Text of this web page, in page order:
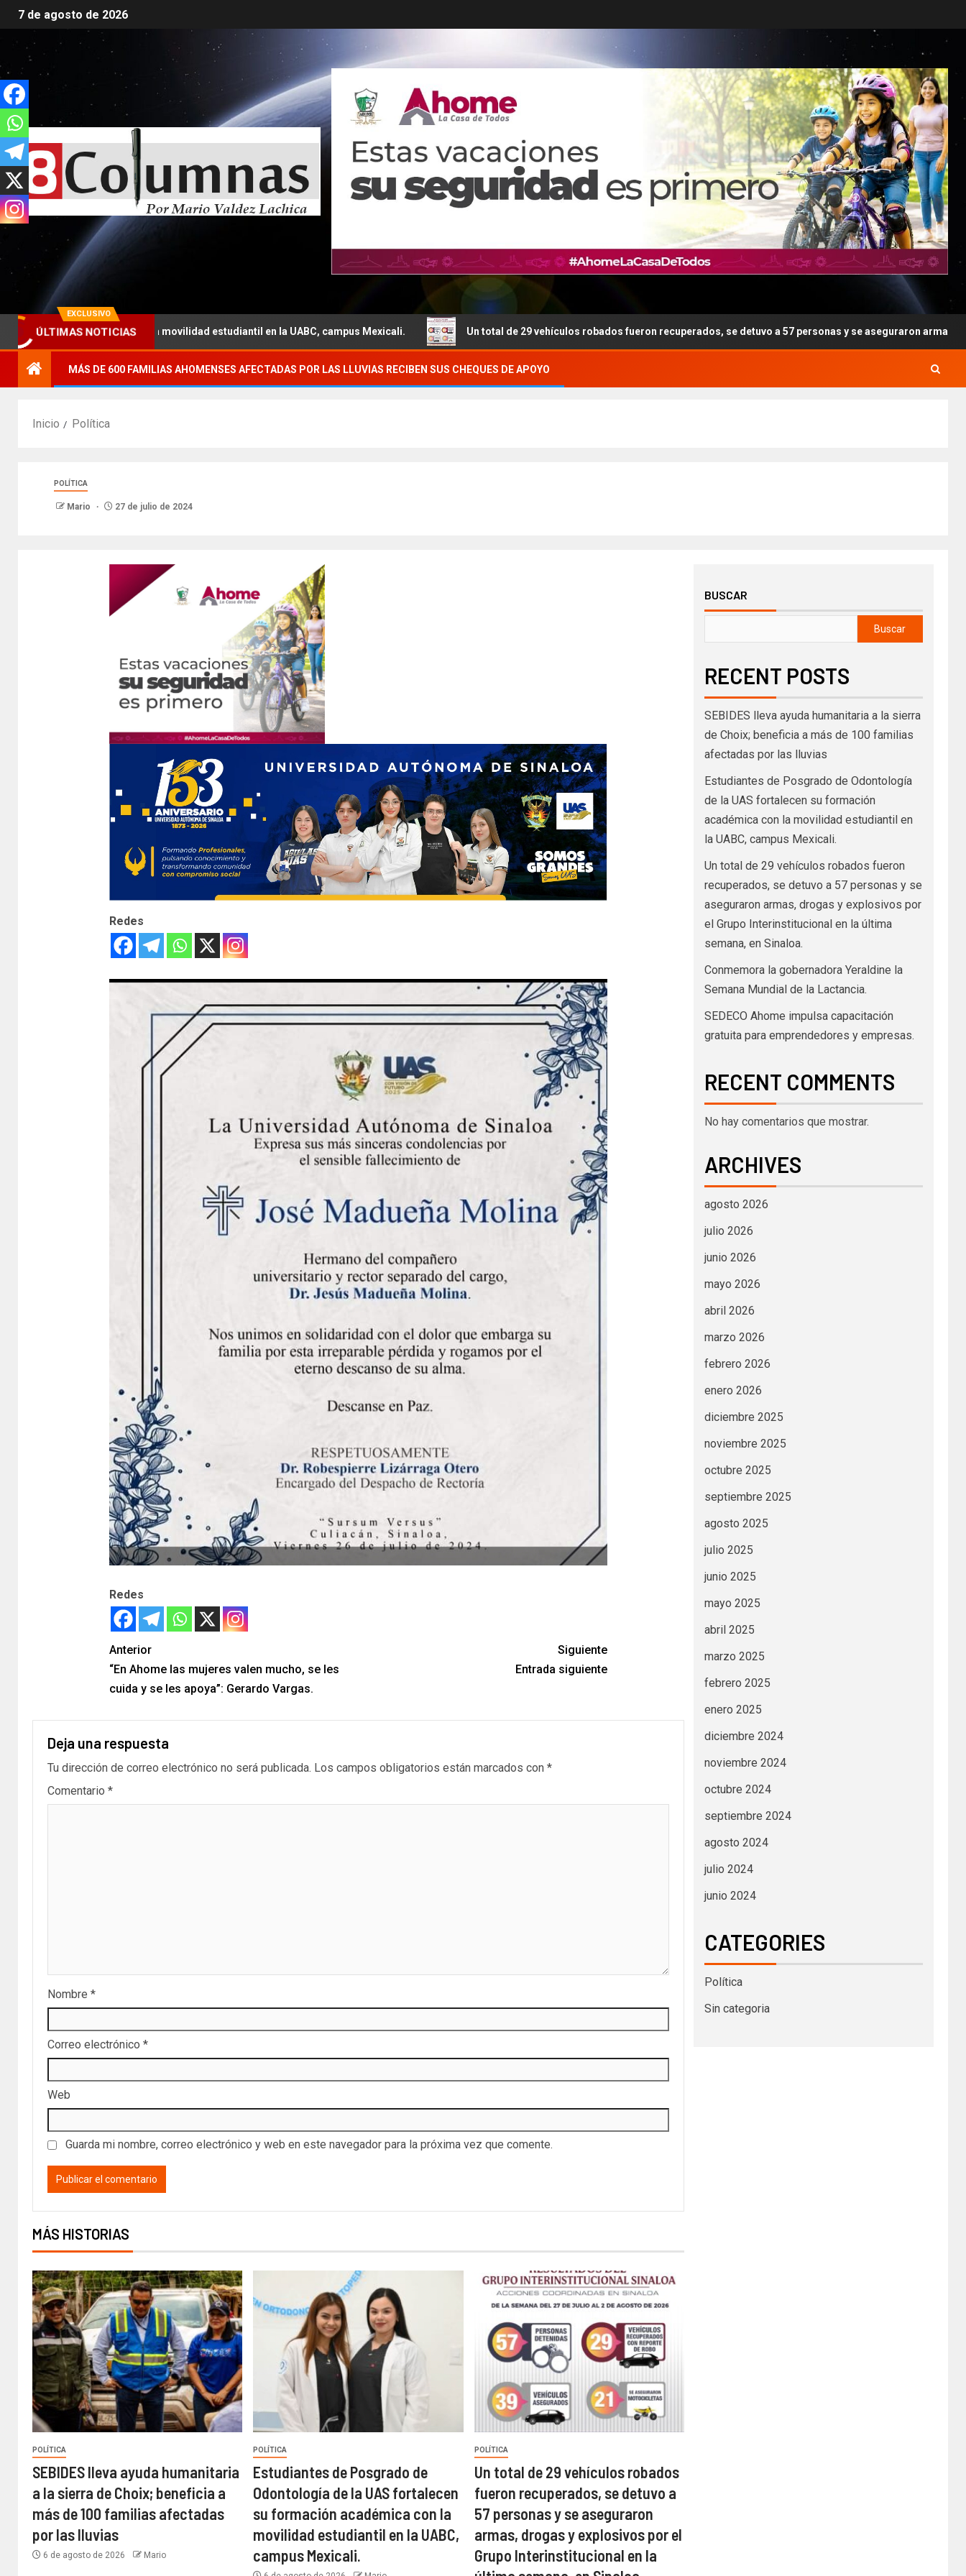
7 de agosto de 2026
EXCLUSIVO
ÚLTIMAS NOTICIAS
con la movilidad estudiantil en la UABC, campus Mexicali. Un total de 29 vehículos robados fueron recuperados, se detuvo a 57 personas y se aseguraron armas, drogas y
MÁS DE 600 FAMILIAS AHOMENSES AFECTADAS POR LAS LLUVIAS RECIBEN SUS CHEQUES DE APOYO
Inicio Política
POLÍTICA
Mario 27 de julio de 2024
Redes
Redes
Anterior
“En Ahome las mujeres valen mucho, se les
cuida y se les apoya”: Gerardo Vargas.
Siguiente
Entrada siguiente
Deja una respuesta
Tu dirección de correo electrónico no será publicada. Los campos obligatorios están marcados con *
Comentario *
Nombre *
Correo electrónico *
Web
Guarda mi nombre, correo electrónico y web en este navegador para la próxima vez que comente.
MÁS HISTORIAS
POLÍTICA
SEBIDES lleva ayuda humanitaria
a la sierra de Choix; beneficia a
más de 100 familias afectadas
por las lluvias
6 de agosto de 2026 Mario
POLÍTICA
Estudiantes de Posgrado de
Odontología de la UAS fortalecen
su formación académica con la
movilidad estudiantil en la UABC,
campus Mexicali.
POLÍTICA
Un total de 29 vehículos robados
fueron recuperados, se detuvo a
57 personas y se aseguraron
armas, drogas y explosivos por el
Grupo Interinstitucional en la
BUSCAR
Buscar
RECENT POSTS
SEBIDES lleva ayuda humanitaria a la sierra
de Choix; beneficia a más de 100 familias
afectadas por las lluvias
Estudiantes de Posgrado de Odontología
de la UAS fortalecen su formación
académica con la movilidad estudiantil en
la UABC, campus Mexicali.
Un total de 29 vehículos robados fueron
recuperados, se detuvo a 57 personas y se
aseguraron armas, drogas y explosivos por
el Grupo Interinstitucional en la última
semana, en Sinaloa.
Conmemora la gobernadora Yeraldine la
Semana Mundial de la Lactancia.
SEDECO Ahome impulsa capacitación
gratuita para emprendedores y empresas.
RECENT COMMENTS
No hay comentarios que mostrar.
ARCHIVES
agosto 2026
julio 2026
junio 2026
mayo 2026
abril 2026
marzo 2026
febrero 2026
enero 2026
diciembre 2025
noviembre 2025
octubre 2025
septiembre 2025
agosto 2025
julio 2025
junio 2025
mayo 2025
abril 2025
marzo 2025
febrero 2025
enero 2025
diciembre 2024
noviembre 2024
octubre 2024
septiembre 2024
agosto 2024
julio 2024
junio 2024
CATEGORIES
Política
Sin categoria